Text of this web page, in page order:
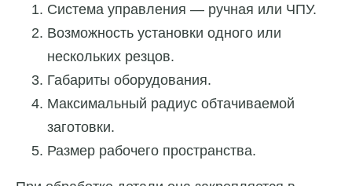
Система управления — ручная или ЧПУ.
Возможность установки одного или
нескольких резцов.
Габариты оборудования.
Максимальный радиус обтачиваемой
заготовки.
Размер рабочего пространства.